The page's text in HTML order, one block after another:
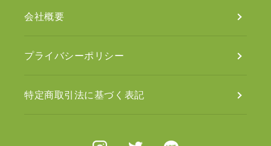
会社概要
プライバシーポリシー
特定商取引法に基づく表記